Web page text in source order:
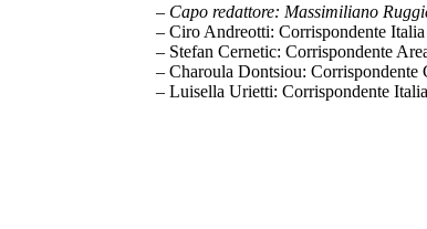
– Capo redattore: Massimiliano
– Ciro Andreotti: Corrispondente
– Stefan Cernetic: Corrispondente
– Charoula Dontsiou: Corrispondente
– Luisella Urietti: Corrispondente